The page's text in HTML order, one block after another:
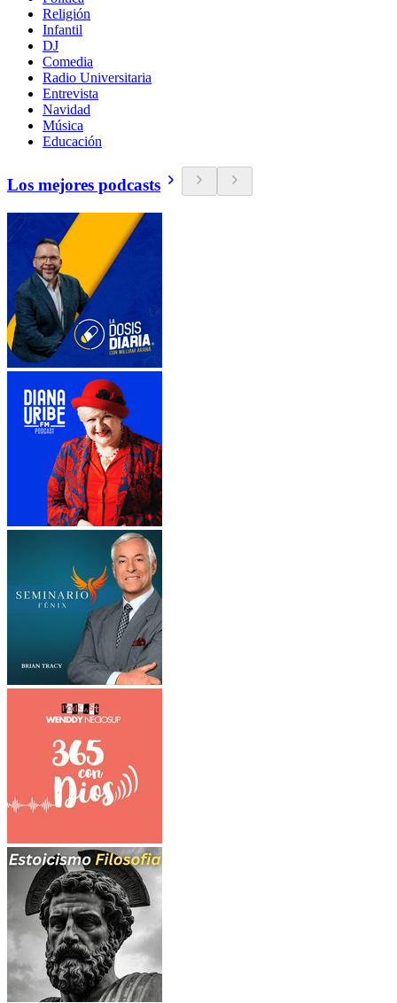
Religión
Infantil
DJ
Comedia
Radio Universitaria
Entrevista
Navidad
Música
Educación
Los mejores podcasts